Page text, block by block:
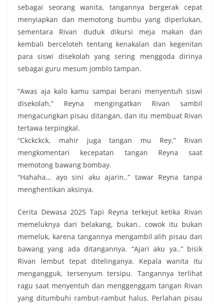
sebagai seorang wanita, tangannya bergerak cepat
menyiapkan dan memotong bumbu yang diperlukan,
sementara Rivan duduk dikursi meja makan dan
kembali berceloteh tentang kenakalan dan kegenitan
para siswi disekolah yang sering menggoda dirinya
sebagai guru mesum jomblo tampan.
“Awas aja kalo kamu sampai berani menyentuh siswi
disekolah,” Reyna mengingatkan Rivan sambil
mengacungkan pisau ditangan, dan itu membuat Rivan
tertawa terpingkal.
“Ckckckck, mahir juga tangan mu Rey,” Rivan
mengkomentari kecepatan tangan Reyna saat
memotong bawang bombay.
“Hahaha… ayo sini aku ajarin..” tawar Reyna tanpa
menghentikan aksinya.
Cerita Dewasa 2025 Tapi Reyna terkejut ketika Rivan
memeluknya dari belakang, bukan.. cowok itu bukan
memeluk, karena tangannya mengambil alih pisau dan
bawang yang ada ditangannya. “Ajari aku ya..” bisik
Rivan lembut tepat ditelinganya. Kepala wanita itu
mengangguk, tersenyum tersipu. Tangannya terlihat
ragu saat menyentuh dan menggenggam tangan Rivan
yang ditumbuhi rambut-rambut halus. Perlahan pisau